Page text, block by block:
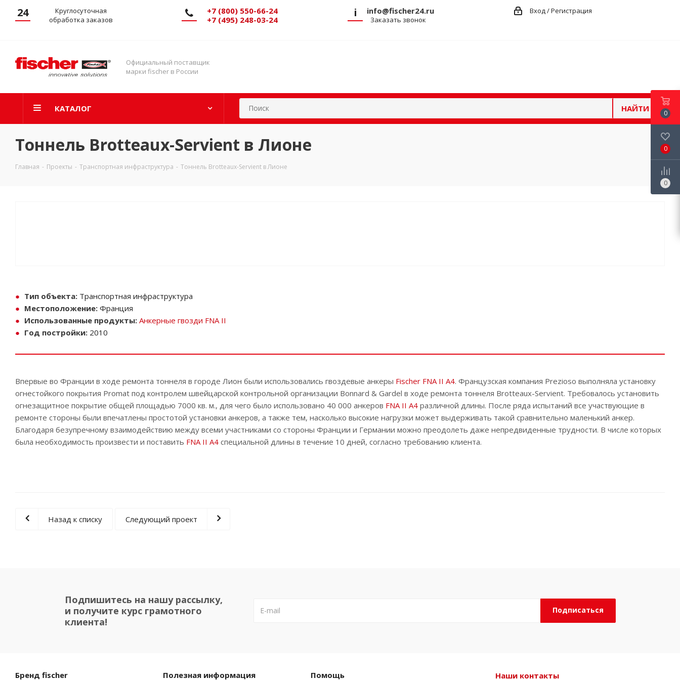
24
Круглосуточная
обработка заказов
+7 (800) 550-66-24
+7 (495) 248-03-24
i info@fischer24.ru
Заказать звонок
Вход / Регистрация
Официальный поставщик
марки fischer в России
КАТАЛОГ НАЙТИ
Тоннель Brotteaux-Servient в Лионе
Главная - Проекты - Транспортная инфраструктура - Тоннель Brotteaux-Servient в Лионе
Тип объекта: Транспортная инфраструктура
Местоположение: Франция
Использованные продукты: Анкерные гвозди FNA II
Год постройки: 2010
Впервые во Франции в ходе ремонта тоннеля в городе Лион были использовались гвоздевые анкеры Fischer FNA II A4. Французская компания Prezioso выполняла установку
огнестойкого покрытия Promat под контролем швейцарской контрольной организации Bonnard & Gardel в ходе ремонта тоннеля Brotteaux-Servient. Требовалось установить
огнезащитное покрытие общей площадью 7000 кв. м., для чего было использовано 40 000 анкеров FNA II A4 различной длины. После ряда испытаний все участвующие в
ремонте стороны были впечатлены простотой установки анкеров, а также тем, насколько высокие нагрузки может выдерживать такой сравнительно маленький анкер.
Благодаря безупречному взаимодействию между всеми участниками со стороны Франции и Германии можно преодолеть даже непредвиденные трудности. В числе которых
была необходимость произвести и поставить FNA II A4 специальной длины в течение 10 дней, согласно требованию клиента.
Назад к списку Следующий проект
Подпишитесь на нашу рассылку,
и получите курс грамотного
клиента!
Бренд fischer Полезная информация Помощь Наши контакты
0
0
0